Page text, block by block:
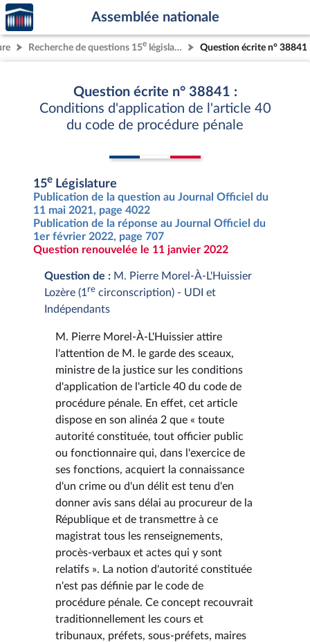
Aller au contenu
Aller en bas de la page
Accèder
à la
page
d'accueil
Assemblée nationale
Recherche de questions 15e législature Question écrite n° 38841
Question écrite n° 38841 :
Conditions d'application de l'article 40
du code de procédure pénale
15e Législature
Publication de la question au Journal Officiel du
11 mai 2021, page 4022
Publication de la réponse au Journal Officiel du
1er février 2022, page 707
Question renouvelée le 11 janvier 2022
Question de : M. Pierre Morel-À-L'Huissier
Lozère (1 re circonscription) - UDI et
Indépendants
M. Pierre Morel-À-L'Huissier attire
l'attention de M. le garde des sceaux,
ministre de la justice sur les conditions
d'application de l'article 40 du code de
procédure pénale. En effet, cet article
dispose en son alinéa 2 que « toute
autorité constituée, tout officier public
ou fonctionnaire qui, dans l'exercice de
ses fonctions, acquiert la connaissance
d'un crime ou d'un délit est tenu d'en
donner avis sans délai au procureur de la
République et de transmettre à ce
magistrat tous les renseignements,
procès-verbaux et actes qui y sont
relatifs ». La notion d'autorité constituée
n'est pas définie par le code de
procédure pénale. Ce concept recouvrait
traditionnellement les cours et
tribunaux, préfets, sous-préfets, maires